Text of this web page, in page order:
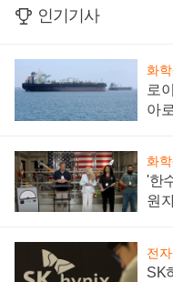
인기기사
화학
로
아
화학
'한
원
전자
SK